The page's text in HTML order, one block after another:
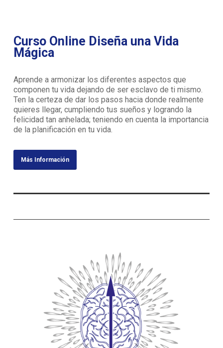
Curso Online Diseña una Vida
Mágica
Aprende a armonizar los diferentes aspectos que
componen tu vida dejando de ser esclavo de ti mismo.
Ten la certeza de dar los pasos hacia donde realmente
quieres llegar, cumpliendo tus sueños y logrando la
felicidad tan anhelada; teniendo en cuenta la importancia
de la planificación en tu vida.
Más Información